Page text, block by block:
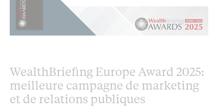
WealthBriefing Europe Award 2025:
meilleure campagne de marketing
et de relations publiques